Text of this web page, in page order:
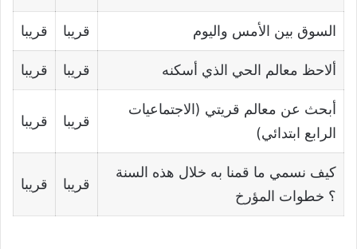
السوق بین الأمس والیوم قريبا قريبا
ألاحظ معالم الحي الذي أسكنه قريبا قريبا
أبحث عن معالم قریتي (الاجتماعيات
الرابع ابتدائي)
قريبا قريبا
كیف نسمي ما قمنا به خلال ھذه السنة
؟ خطوات المؤرخ
قريبا قريبا